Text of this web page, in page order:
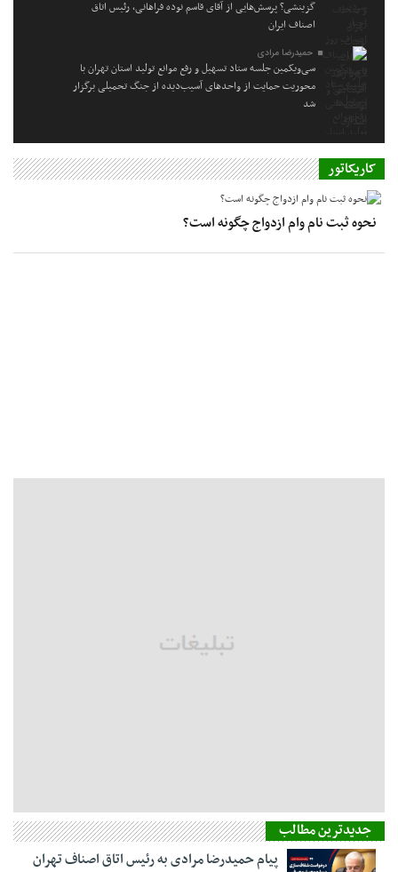
گزینشی؟ پرسش‌هایی از آقای قاسم نوده فراهانی، رئیس اتاق
اصناف ایران
حمیدرضا مرادی
سی‌ویکمین جلسه ستاد تسهیل و رفع موانع تولید استان تهران با
محوریت حمایت از واحدهای آسیب‌دیده از جنگ تحمیلی برگزار
شد
کاریکاتور
نحوه ثبت نام وام ازدواج چگونه است؟
جدیدترین مطالب
پیام حمیدرضا مرادی به رئیس اتاق اصناف تهران